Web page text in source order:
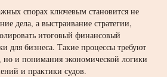
спорах ключевым становится не
дела, а выстраивание стратегии,
итоговый финансовый
для бизнеса. Такие процессы требуют
но и понимания экономической логики
и практики судов.